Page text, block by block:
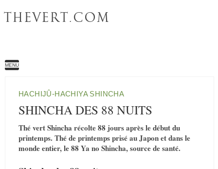
THEVERT.COM
MENU
HACHIJÛ-HACHIYA SHINCHA
SHINCHA DES 88 NUITS
Thé vert Shincha récolte 88 jours après le début du
printemps. Thé de printemps prisé au Japon et dans le
monde entier, le 88 Ya no Shincha, source de santé.